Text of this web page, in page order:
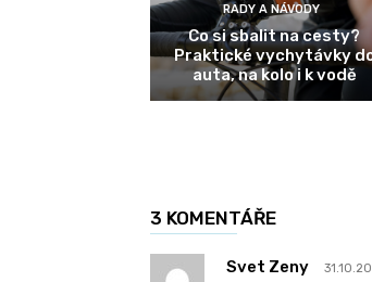
RADY A NÁVODY
Co si sbalit na cesty?
Praktické vychytávky
auta, na kolo i k vodě
3 KOMENTÁŘE
Svet Zeny